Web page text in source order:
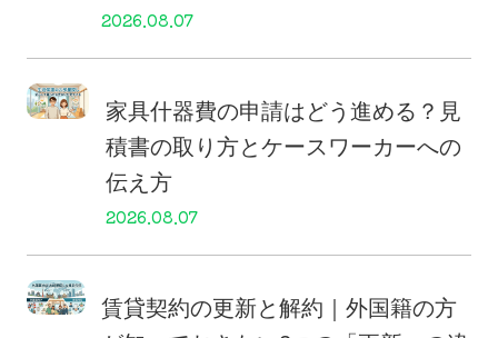
2026.08.07
家具什器費の申請はどう進める？見
積書の取り方とケースワーカーへの
伝え方
2026.08.07
賃貸契約の更新と解約｜外国籍の方